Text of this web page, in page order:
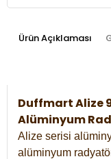
Ürün Açıklaması
Duffmart Alize
Alüminyum
Alize serisi
alüminyum